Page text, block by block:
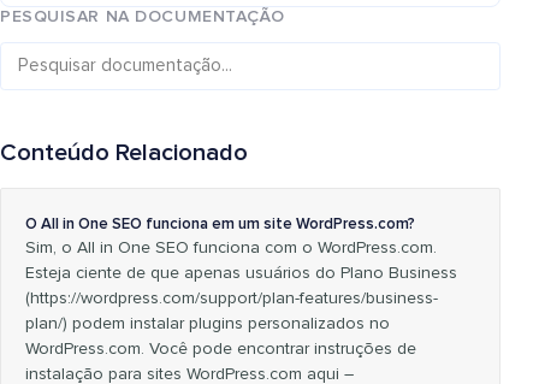
PESQUISAR NA DOCUMENTAÇÃO
Conteúdo Relacionado
O All in One SEO funciona em um site WordPress.com?
Sim, o All in One SEO funciona com o WordPress.com.
Esteja ciente de que apenas usuários do Plano Business
(https://wordpress.com/support/plan-features/business-
plan/) podem instalar plugins personalizados no
WordPress.com. Você pode encontrar instruções de
instalação para sites WordPress.com aqui –